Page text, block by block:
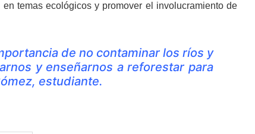
temas ecológicos y promover el involucramiento de
de no contaminar los ríos y
y enseñarnos a reforestar para
estudiante.